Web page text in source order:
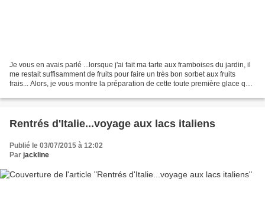
Je vous en avais parlé ...lorsque j'ai fait ma tarte aux framboises du jardin, il
me restait suffisamment de fruits pour faire un très bon sorbet aux fruits
frais... Alors, je vous montre la préparation de cette toute première glace qui
Rentrés d'Italie...voyage aux lacs italiens
Publié le 03/07/2015 à 12:02
Par jackline